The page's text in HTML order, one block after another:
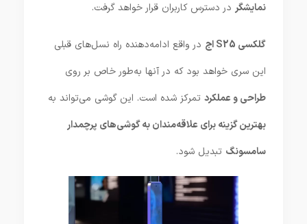
نمایشگر در دسترس کاربران قرار خواهد گرفت.
گلکسی S25 اج
در واقع ادامه‌دهنده راه نسل‌های قبلی
این سری خواهد بود که در آنها به‌طور خاص بر روی
طراحی و عملکرد تمرکز شده است. این گوشی می‌تواند به
بهترین گزینه برای علاقه‌مندان به گوشی‌های پرچمدار
سامسونگ تبدیل شود.